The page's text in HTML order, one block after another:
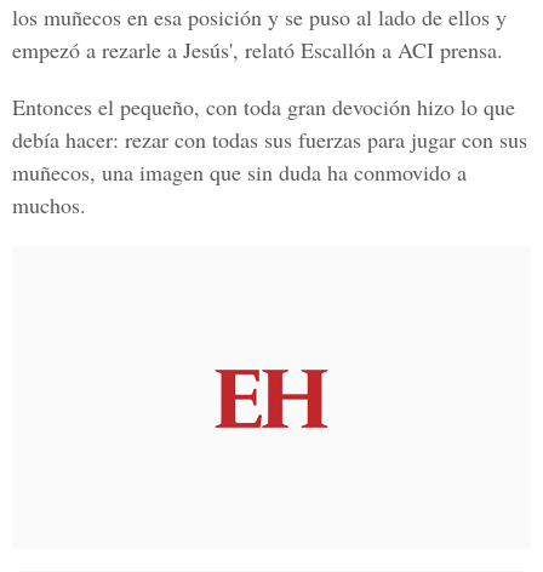
los muñecos en esa posición y se puso al lado de ellos y
empezó a rezarle a Jesús', relató Escallón a ACI prensa.
Entonces el pequeño, con toda gran devoción hizo lo que
debía hacer: rezar con todas sus fuerzas para jugar con sus
muñecos, una imagen que sin duda ha conmovido a
muchos.